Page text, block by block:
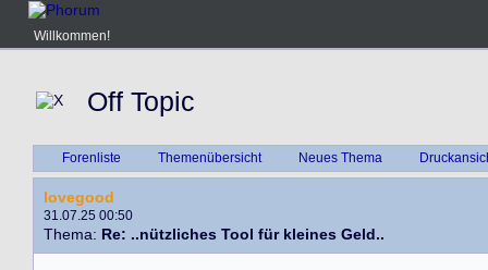
Willkommen!
Off Topic
Forenliste Themenübersicht Neues Thema
lovegood
31.07.25 00:50
Thema: Re: ..nützliches Tool für kleines Geld..